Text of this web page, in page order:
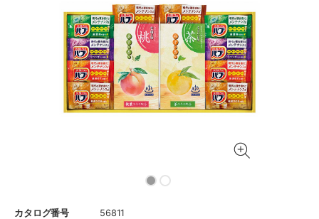
カタログ番号
56811